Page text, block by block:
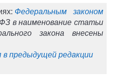
Федеральным законом
в наименование статьи
закона внесены
предыдущей редакции